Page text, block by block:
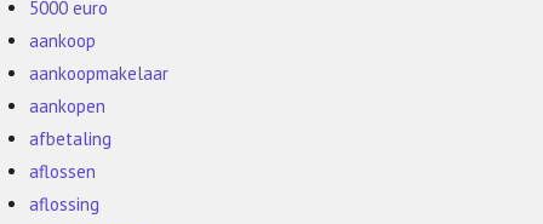
5000 euro
aankoop
aankoopmakelaar
aankopen
afbetaling
aflossen
aflossing